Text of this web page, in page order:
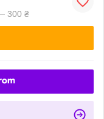
300 ₴